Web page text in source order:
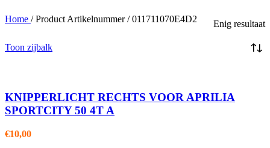
Home / Product Artikelnummer/ 011711070E4D2 Enig resultaat
Toon zijbalk
KNIPPERLICHT RECHTS VOOR APRILIA
SPORTCITY 50 4T A
€10,00